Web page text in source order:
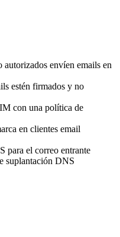
envíen emails en
estén firmados y no
con una política de
en clientes email
para el correo entrante
suplantación DNS